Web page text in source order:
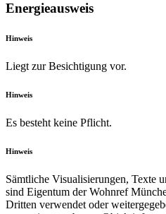
Energieausweis
Hinweis
Liegt zur Besichtigung vor.
Hinweis
Es besteht keine Pflicht.
Hinweis
Sämtliche Visualisierungen, Texte
sind Eigentum der Wohnref
Dritten verwendet oder